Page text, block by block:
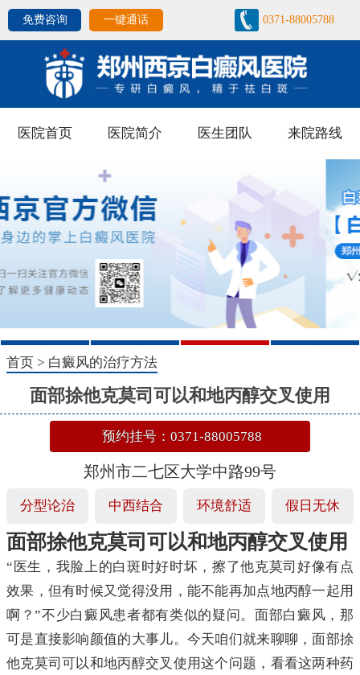
免费咨询 一键通话 0371-88005788
医院首页 医院简介 医生团队 来院路线
1 2 3 4
首页 > 白癜风的治疗方法
面部捈他克莫司可以和地丙醇交叉使用
预约挂号：0371-88005788
郑州市二七区大学中路99号
分型论治 中西结合 环境舒适 假日无休
面部捈他克莫司可以和地丙醇交叉使用
“医生，我脸上的白斑时好时坏，擦了他克莫司好像有点
效果，但有时候又觉得没用，能不能再加点地丙醇一起用
啊？”不少白癜风患者都有类似的疑问。面部白癜风，那
可是直接影响颜值的大事儿。今天咱们就来聊聊，面部捈
他克莫司可以和地丙醇交叉使用这个问题，看看这两种药